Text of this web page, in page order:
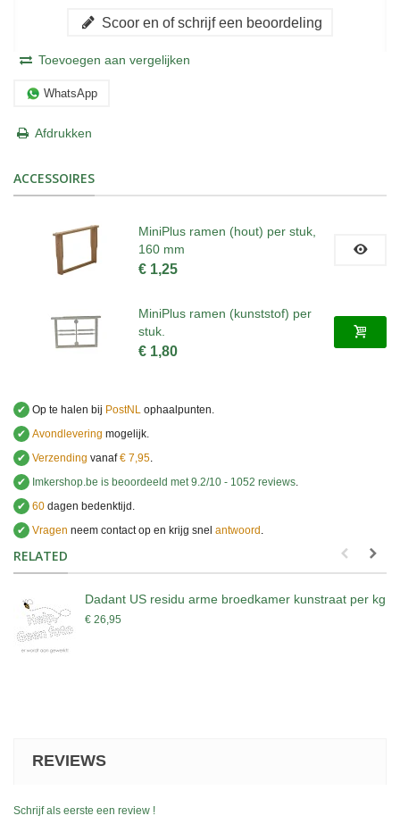
Scoor en of schrijf een beoordeling
Toevoegen aan vergelijken
WhatsApp
Afdrukken
ACCESSOIRES
MiniPlus ramen (hout) per stuk,
160 mm
€ 1,25
MiniPlus ramen (kunststof) per
stuk.
€ 1,80
✔ Op te halen bij PostNL ophaalpunten.
✔ Avondlevering mogelijk.
✔ Verzending vanaf€ 7,95.
✔
Imkershop.be is beoordeeld met9.2/10 - 1052 reviews.
✔ 60 dagen bedenktijd.
✔ Vragen neem contact op en krijg snel antwoord .
RELATED
Dadant US residu arme broedkamer kunstraat per kg
€ 26,95
REVIEWS
Schrijf als eerste een review !